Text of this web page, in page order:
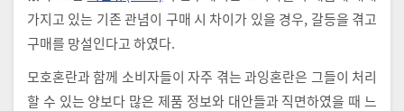
가지고 있는 기존 관념이 구매 시 차이가 있을 경우, 갈등을 겪고
구매를 망설인다고 하였다.
모호혼란과 함께 소비자들이 자주 겪는 과잉혼란은 그들이 처리
할 수 있는 양보다 많은 제품 정보와 대안들과 직면하였을 때 느